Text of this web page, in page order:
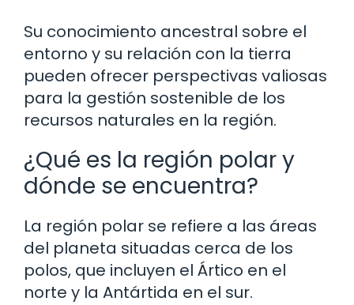
Su conocimiento ancestral sobre el
entorno y su relación con la tierra
pueden ofrecer perspectivas valiosas
para la gestión sostenible de los
recursos naturales en la región.
¿Qué es la región polar y
dónde se encuentra?
La región polar se refiere a las áreas
del planeta situadas cerca de los
polos, que incluyen el Ártico en el
norte y la Antártida en el sur.